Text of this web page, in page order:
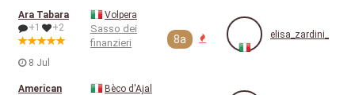
Ara Tabara
+1
+2
8 Jul
Volpera
Sasso dei
finanzieri
8a elisa_zardini_
American
Bèco d'Ajal